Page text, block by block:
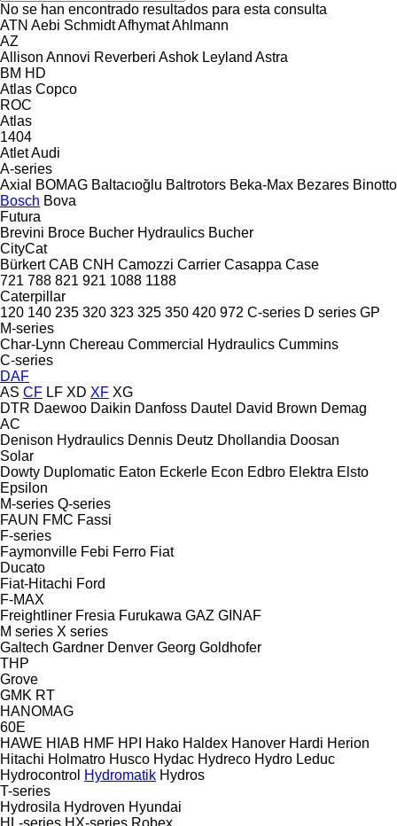
No se han encontrado resultados para esta consulta
ATN Aebi SchmidtAfhymatAhlmann
AZ
Allison Annovi Reverberi Ashok Leyland Astra
BM HD
Atlas Copco
ROC
Atlas
1404
AtletAudi
A-series
Axial
BOMAG Baltacıoğlu Baltrotors Beka-Max Bezares Binotto
Bosch Bova
Futura
Brevini Broce Bucher Hydraulics Bucher
CityCat
Bürkert CAB CNH Camozzi Carrier Casappa Case
721 788 821 921 1088 1188
Caterpillar
120 140 235 320 323 325 350 420 972 C-series D series GP
M-series
Char-Lynn Chereau Commercial Hydraulics Cummins
C-series
DAF
AS CF LF XD XF XG
DTR Daewoo Daikin Danfoss Dautel David Brown Demag
AC
Denison Hydraulics Dennis Deutz Dhollandia Doosan
Solar
Dowty Duplomatic Eaton Eckerle Econ Edbro Elektra Elsto
Epsilon
M-series Q-series
FAUN FMC Fassi
F-series
Faymonville Febi Ferro Fiat
Ducato
Fiat-Hitachi Ford
F-MAX
Freightliner Fresia Furukawa GAZ GINAF
M series X series
Galtech Gardner Denver Georg Goldhofer
THP
Grove
GMK RT
HANOMAG
60E
HAWE HIAB HMF HPI Hako Haldex Hanover Hardi Herion
Hitachi Holmatro Husco Hydac Hydreco Hydro Leduc
Hydrocontrol Hydromatik Hydros
T-series
Hydrosila Hydroven Hyundai
HL-series HX-series Robex